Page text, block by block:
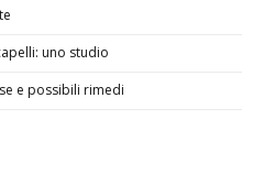
uno studio
e possibili rimedi